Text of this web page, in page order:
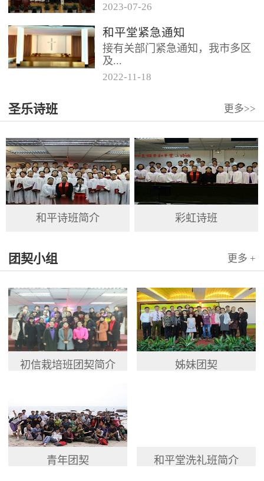
联合诗班在叶海莲牧师的带领
下，先后到访基督教和平堂、深
圳堂。 上午和平堂教...
2023-07-26
和平堂紧急通知
接有关部门紧急通知，我市多区
及...
况比较复杂。基督教和平堂自11
月19日起，执行实施“双暂停”
2022-11 -18
圣乐诗班 更多>>
和平诗班简介 彩虹诗班
团契小组 更多 +
初信栽培班团契简介 姊妹团契
青年团契 和平堂洗礼班简介